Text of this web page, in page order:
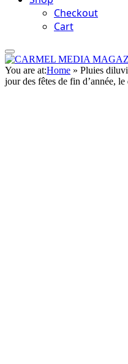
Checkout
Cart
You are at:Home » Pluies
jour des fêtes de fin d’année,